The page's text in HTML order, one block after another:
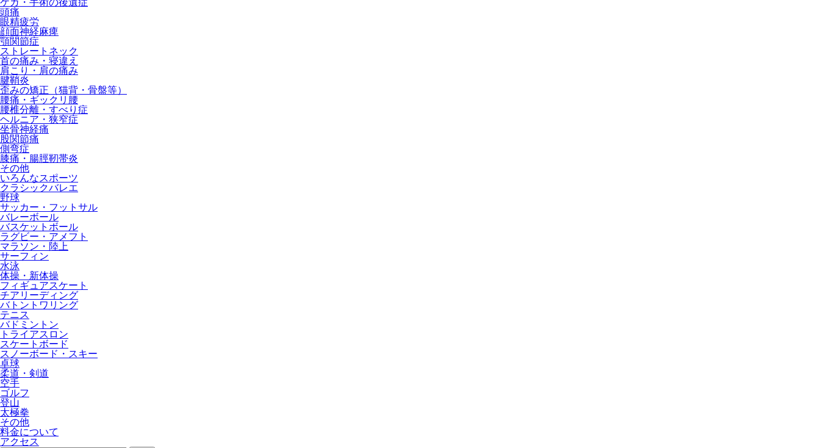
ケガ・手術の後遺症
頭痛
眼精疲労
顔面神経麻痺
顎関節症
ストレートネック
首の痛み・寝違え
肩こり・肩の痛み
腱鞘炎
歪みの矯正（猫背・骨盤等）
腰痛・ギックリ腰
腰椎分離・すべり症
ヘルニア・狭窄症
坐骨神経痛
股関節痛
側弯症
膝痛・腸脛靭帯炎
その他
いろんなスポーツ
クラシックバレエ
野球
サッカー・フットサル
バレーボール
バスケットボール
ラグビー・アメフト
マラソン・陸上
サーフィン
水泳
体操・新体操
フィギュアスケート
チアリーディング
バトントワリング
テニス
バドミントン
トライアスロン
スケートボード
スノーボード・スキー
卓球
柔道・剣道
空手
ゴルフ
登山
太極拳
その他
料金について
アクセス